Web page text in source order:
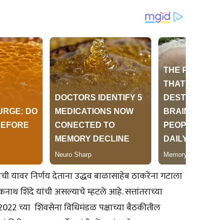
यावर निर्णय देताना उद्धव बाळासाहेब ठाकरेंना गटाला
शिंदे यांची असल्याचे म्हटले आहे. सत्तांतराच्या
च्या शिवसेना विधिमंडळ पक्षाच्या बैठकीतील